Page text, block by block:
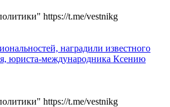
https://t.me/vestnikg
наградили известного
юриста-международника Ксению
https://t.me/vestnikg